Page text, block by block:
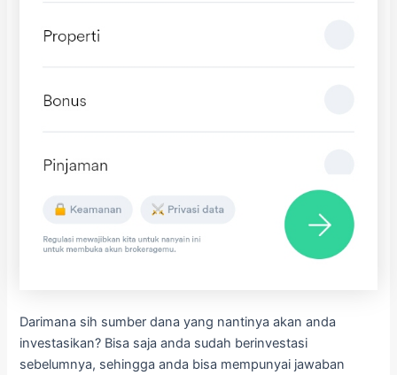
Darimana sih sumber dana yang nantinya akan anda
investasikan? Bisa saja anda sudah berinvestasi
sebelumnya, sehingga anda bisa mempunyai jawaban